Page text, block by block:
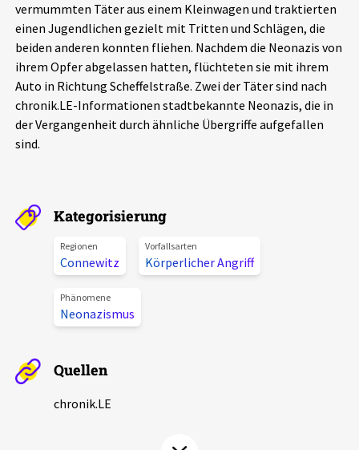
Schlaglichter
Phänomene
Aktuelles
Alle Beiträge
Pressemitteilungen
Podcasts
Projektbeschreibung
Unterstützer_innen
Spenden
chronik.LE in der Presse
vermummten Täter aus einem Kleinwagen und traktierten
einen Jugendlichen gezielt mit Tritten und Schlägen, die
beiden anderen konnten fliehen. Nachdem die Neonazis von
ihrem Opfer abgelassen hatten, flüchteten sie mit ihrem
Auto in Richtung Scheffelstraße. Zwei der Täter sind nach
chronik.LE-Informationen stadtbekannte Neonazis, die in
der Vergangenheit durch ähnliche Übergriffe aufgefallen
sind.
Kategorisierung
Regionen
Connewitz
Vorfallsarten
Körperlicher Angriff
Phänomene
Neonazismus
Quellen
chronik.LE